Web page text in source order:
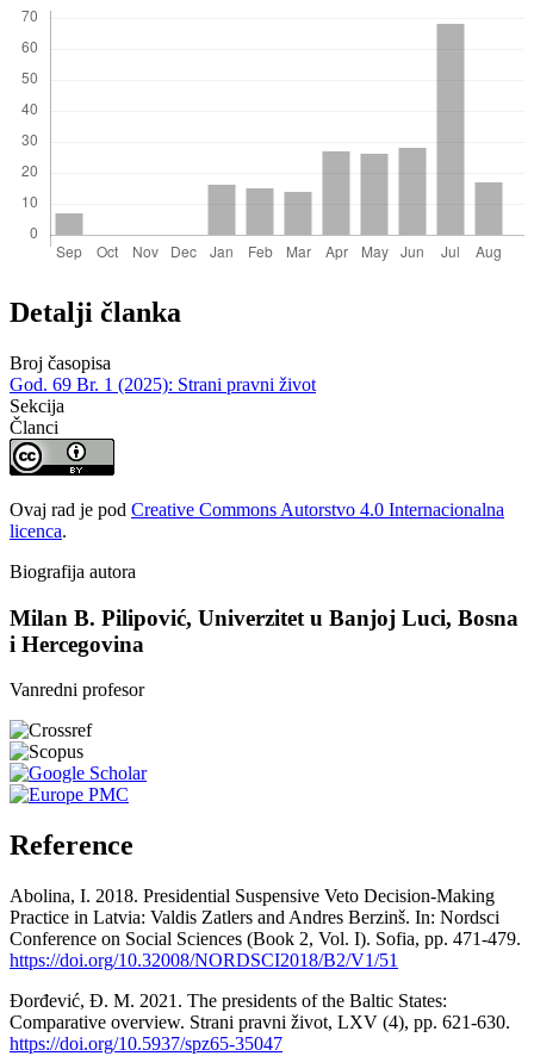
Detalji članka
Broj časopisa
God. 69 Br. 1 (2025): Strani pravni život
Sekcija
Članci
Ovaj rad je pod Creative Commons Autorstvo 4.0 Internacionalna
licenca.
Biografija autora
Milan B. Pilipović, Univerzitet u Banjoj Luci, Bosna
i Hercegovina
Vanredni profesor
Reference
Abolina, I. 2018. Presidential Suspensive Veto Decision-Making
Practice in Latvia: Valdis Zatlers and Andres Berzinš. In: Nordsci
Conference on Social Sciences (Book 2, Vol. I). Sofia, pp. 471-479.
https://doi.org/10.32008/NORDSCI2018/B2/V1/51
Đorđević, Đ. M. 2021. The presidents of the Baltic States:
Comparative overview. Strani pravni život, LXV (4), pp. 621-630.
https://doi.org/10.5937/spz65-35047